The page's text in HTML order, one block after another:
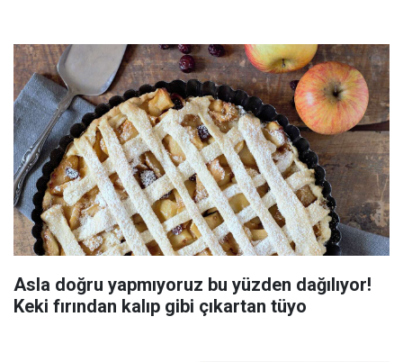
Asla doğru yapmıyoruz bu yüzden dağılıyor!
Keki fırından kalıp gibi çıkartan tüyo